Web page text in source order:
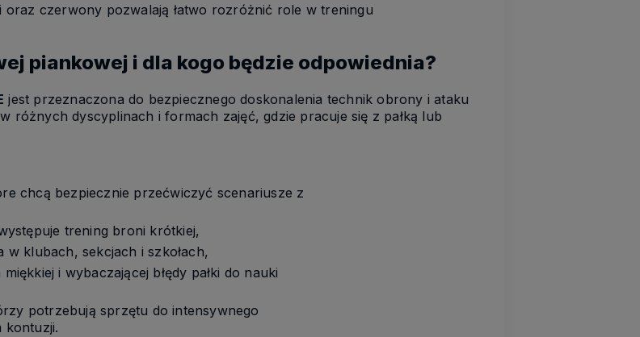
oraz czerwony pozwalają łatwo rozróżnić role w treningu
piankowej i dla kogo będzie odpowiednia?
jest przeznaczona do bezpiecznego doskonalenia technik obrony i ataku
różnych dyscyplinach i formach zajęć, gdzie pracuje się z pałką lub
chcą bezpiecznie przećwiczyć scenariusze z
trening broni krótkiej,
klubach, sekcjach i szkołach,
i wybaczającej błędy pałki do nauki
potrzebują sprzętu do intensywnego
kontuzji.